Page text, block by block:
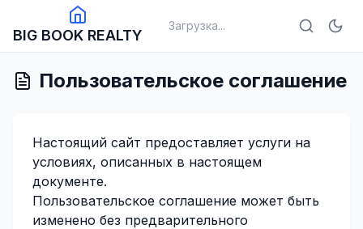
BIG BOOK REALTY
Загрузка...
Пользовательское соглашение
Настоящий сайт предоставляет услуги на
условиях, описанных в настоящем
документе.
Пользовательское соглашение может быть
изменено без предварительного